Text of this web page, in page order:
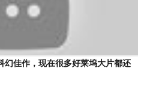
幻佳作，现在很多好莱坞大片都还